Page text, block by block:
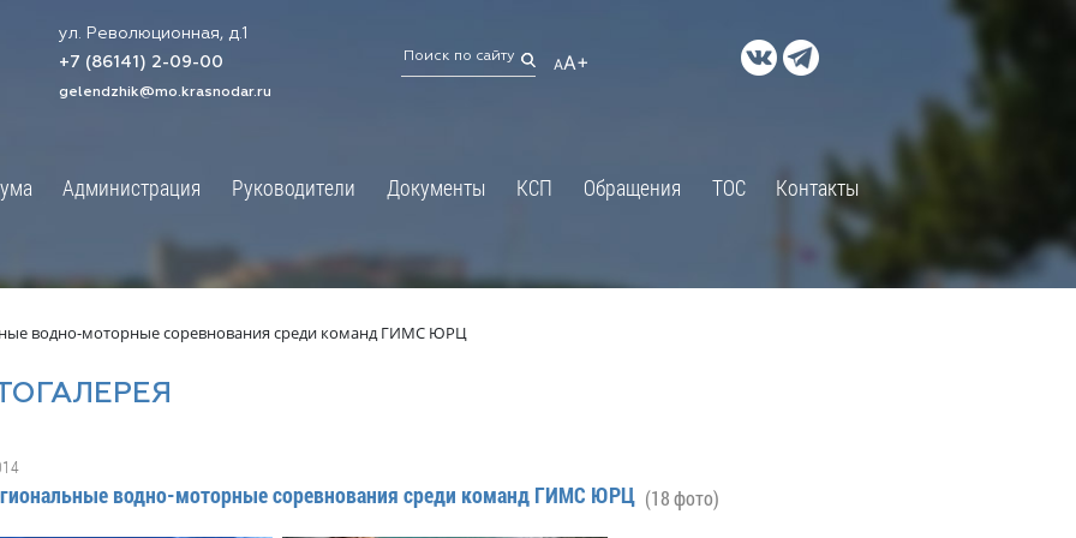
ул. Революционная, д.1
+7 (86141) 2-09-00
gelendzhik@mo.krasnodar.ru
АA+
Администрация Руководители Документы КСП Обращения ТОС Контакты
×
информация
организации
График приёмов граждан
депутатами
Депутатское объединение
ДОКУМЕНТЫ
Правовые акты и их экспертиза
Экспертиза действующих
нормативных правовых актов
Оценка применения
Порядок обжалования
водно-моторные соревнования среди команд ГИМС ЮРЦ
водно-моторные соревнования среди команд ГИМС ЮРЦ (18 фото)